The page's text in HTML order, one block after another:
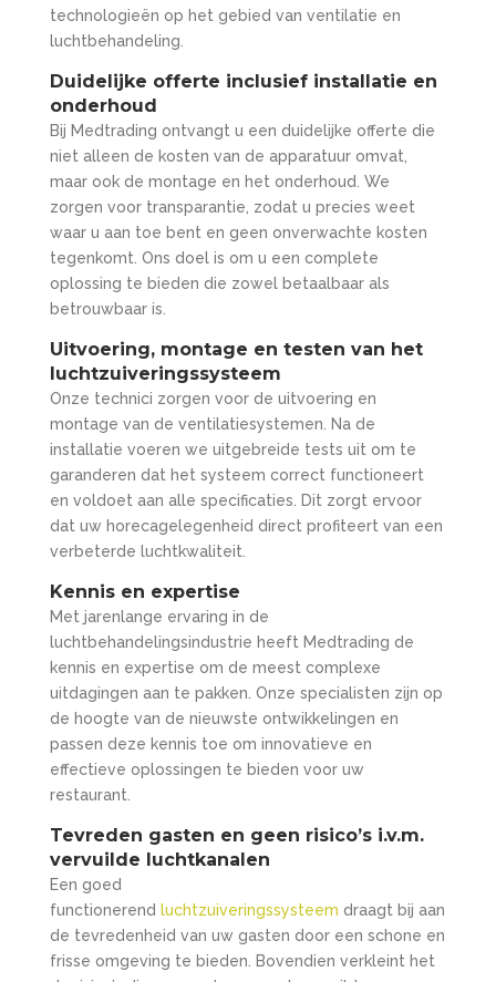
technologieën op het gebied van ventilatie en
luchtbehandeling.
Duidelijke offerte inclusief installatie en
onderhoud
Bij Medtrading ontvangt u een duidelijke offerte die
niet alleen de kosten van de apparatuur omvat,
maar ook de montage en het onderhoud. We
zorgen voor transparantie, zodat u precies weet
waar u aan toe bent en geen onverwachte kosten
tegenkomt. Ons doel is om u een complete
oplossing te bieden die zowel betaalbaar als
betrouwbaar is.
Uitvoering, montage en testen van het
luchtzuiveringssysteem
Onze technici zorgen voor de uitvoering en
montage van de ventilatiesystemen. Na de
installatie voeren we uitgebreide tests uit om te
garanderen dat het systeem correct functioneert
en voldoet aan alle specificaties. Dit zorgt ervoor
dat uw horecagelegenheid direct profiteert van een
verbeterde luchtkwaliteit.
Kennis en expertise
Met jarenlange ervaring in de
luchtbehandelingsindustrie heeft Medtrading de
kennis en expertise om de meest complexe
uitdagingen aan te pakken. Onze specialisten zijn op
de hoogte van de nieuwste ontwikkelingen en
passen deze kennis toe om innovatieve en
effectieve oplossingen te bieden voor uw
restaurant.
Tevreden gasten en geen risico’s i.v.m.
vervuilde luchtkanalen
Een goed
functionerend luchtzuiveringssysteem draagt bij aan
de tevredenheid van uw gasten door een schone en
frisse omgeving te bieden. Bovendien verkleint het